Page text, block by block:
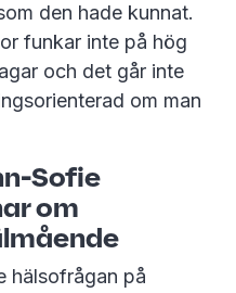
den hade kunnat.
funkar inte på hög
och det går inte
om man
Sofie
om
hälsofrågan på